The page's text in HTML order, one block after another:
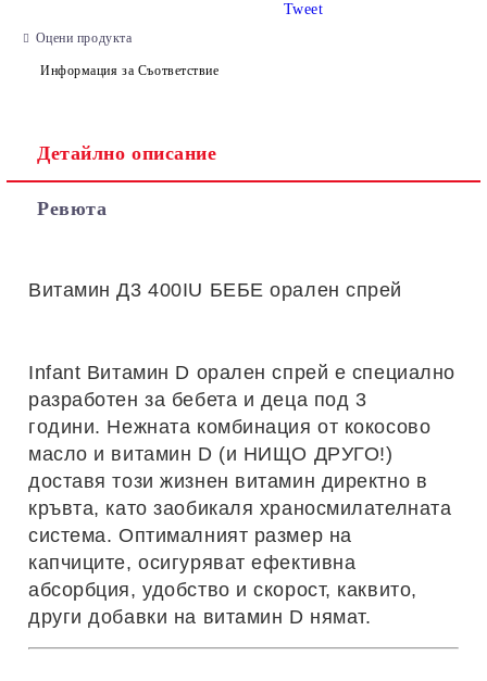
Съгласен съм с
Ние ще се свържем с вас в рамките на работния ден.
Оцени продукта
Информация за Съответствие
Tweet
Детайлно описание
Ревюта
Витамин Д3 400IU БЕБЕ орален спрей
Infant Витамин D орален спрей е специално
разработен за бебета и деца под 3
години. Нежната комбинация от кокосово
масло и витамин D (и НИЩО ДРУГО!)
доставя този жизнен витамин директно в
кръвта, като заобикаля храносмилателната
система. Оптималният размер на
капчиците, осигуряват ефективна
абсорбция, удобство и скорост, каквито,
други добавки на витамин D нямат.